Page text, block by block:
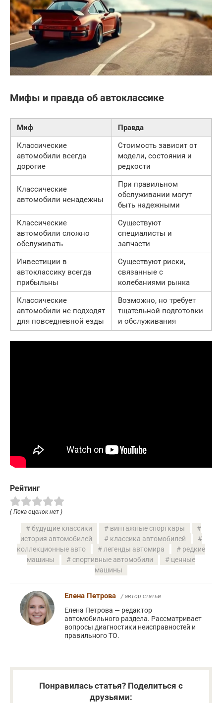
Мифы и правда об автоклассике
Миф
Правда
Классические
автомобили всегда
дорогие
Стоимость зависит от
модели, состояния и
редкости
Классические
автомобили ненадежны
При правильном
обслуживании могут
быть надежными
Классические
автомобили сложно
обслуживать
Существуют
специалисты и
запчасти
Инвестиции в
автоклассику всегда
прибыльны
Существуют риски,
связанные с
колебаниями рынка
Классические
автомобили не подходят
для повседневной езды
Возможно, но требует
тщательной подготовки
и обслуживания
Рейтинг
( Пока оценок нет )
будущие классики
винтажные спорткары
история автомобилей
классика автомобилей
коллекционные авто
легенды автомира
редкие
машины
спортивные автомобили
ценные
машины
Елена Петрова / автор статьи
Елена Петрова — редактор
автомобильного раздела. Рассматривает
вопросы диагностики неисправностей и
правильного ТО.
Понравилась статья? Поделиться с
друзьями: